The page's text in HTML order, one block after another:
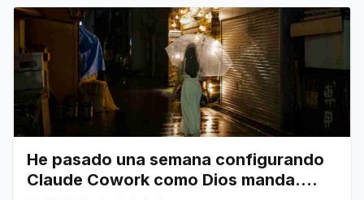
He pasado una semana configurando
Claude Cowork como Dios manda.